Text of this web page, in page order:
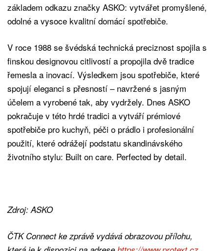
základem odkazu značky ASKO: vytvářet promyšlené,
odolné a vysoce kvalitní domácí spotřebiče.
V roce 1988 se švédská technická preciznost spojila s
finskou designovou citlivostí a propojila dvě tradice
řemesla a inovací. Výsledkem jsou spotřebiče, které
spojují eleganci s přesností – navržené s jasným
účelem a vyrobené tak, aby vydržely. Dnes ASKO
pokračuje v této hrdé tradici a vytváří prémiové
spotřebiče pro kuchyň, péči o prádlo i profesionální
použití, které odrážejí podstatu skandinávského
životního stylu: Built on care. Perfected by detail.
Zdroj: ASKO
ČTK Connect ke zprávě vydává obrazovou přílohu,